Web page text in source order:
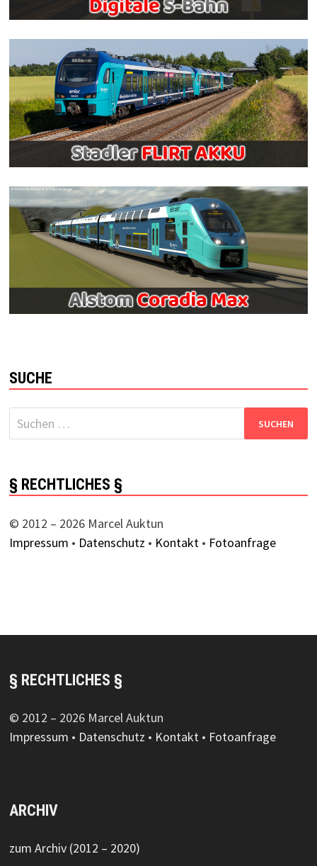
SUCHE
Suchen
nach:
§ RECHTLICHES §
© 2012 – 2026 Marcel Auktun
Impressum • Datenschutz • Kontakt• Fotoanfrage
§ RECHTLICHES §
© 2012 – 2026 Marcel Auktun
Impressum • Datenschutz • Kontakt• Fotoanfrage
ARCHIV
zum Archiv (2012 – 2020)